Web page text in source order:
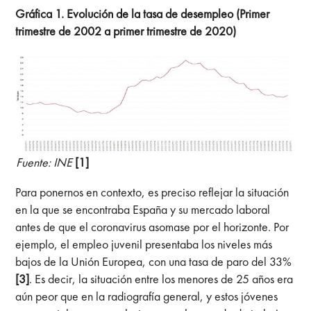
Gráfica 1. Evolución de la tasa de desempleo (Primer
trimestre de 2002 a primer trimestre de 2020)
Fuente: INE [1]
Para ponernos en contexto, es preciso reflejar la situación
en la que se encontraba España y su mercado laboral
antes de que el coronavirus asomase por el horizonte. Por
ejemplo, el empleo juvenil presentaba los niveles más
bajos de la Unión Europea, con una tasa de paro del 33%
[3]. Es decir, la situación entre los menores de 25 años era
aún peor que en la radiografía general, y estos jóvenes